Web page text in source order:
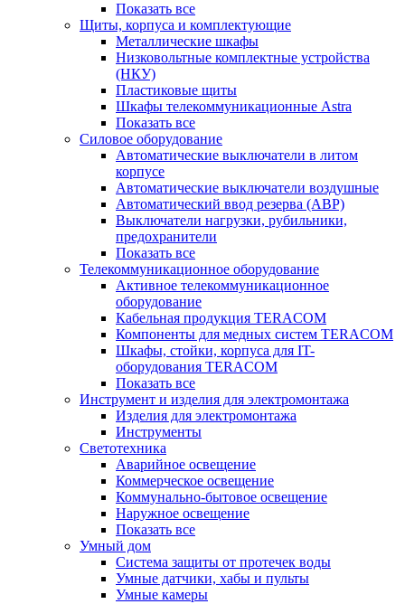
Показать все
Щиты, корпуса и комплектующие
Металлические шкафы
Низковольтные комплектные устройства
(НКУ)
Пластиковые щиты
Шкафы телекоммуникационные Astra
Показать все
Силовое оборудование
Автоматические выключатели в литом
корпусе
Автоматические выключатели воздушные
Автоматический ввод резерва (АВР)
Выключатели нагрузки, рубильники,
предохранители
Показать все
Телекоммуникационное оборудование
Активное телекоммуникационное
оборудование
Кабельная продукция TERACOM
Компоненты для медных систем TERACOM
Шкафы, стойки, корпуса для IT-
оборудования TERACOM
Показать все
Инструмент и изделия для электромонтажа
Изделия для электромонтажа
Инструменты
Светотехника
Аварийное освещение
Коммерческое освещение
Коммунально-бытовое освещение
Наружное освещение
Показать все
Умный дом
Система защиты от протечек воды
Умные датчики, хабы и пульты
Умные камеры